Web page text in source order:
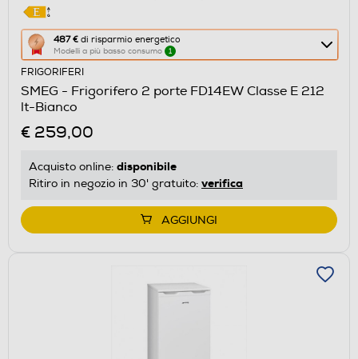
487 € di risparmio energetico
Modelli a più basso consumo 1
Questa
azione
aprirà
il
Calcolatore
di
energetico
di
Youreko.
FRIGORIFERI
SMEG - Frigorifero 2 porte FD14EW Classe E 212
lt-Bianco
€ 259,00
Acquisto online: disponibile
Ritiro in negozio in 30' gratuito: verifica
AGGIUNGI